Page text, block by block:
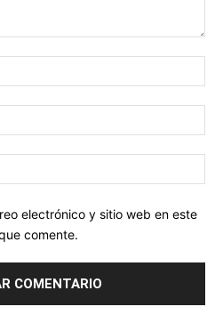
electrónico y sitio web en este
comente.